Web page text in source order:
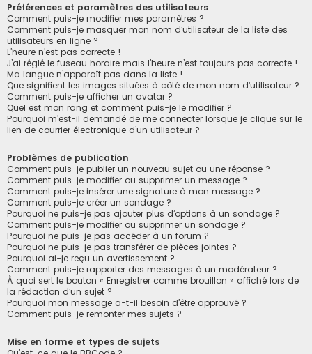
Préférences et paramètres des utilisateurs
Comment puis-je modifier mes paramètres ?
Comment puis-je masquer mon nom d’utilisateur de la liste des
utilisateurs en ligne ?
L’heure n’est pas correcte !
J’ai réglé le fuseau horaire mais l’heure n’est toujours pas correcte !
Ma langue n’apparaît pas dans la liste !
Que signifient les images situées à côté de mon nom d’utilisateur ?
Comment puis-je afficher un avatar ?
Quel est mon rang et comment puis-je le modifier ?
Pourquoi m’est-il demandé de me connecter lorsque je clique sur le
lien de courrier électronique d’un utilisateur ?
Problèmes de publication
Comment puis-je publier un nouveau sujet ou une réponse ?
Comment puis-je modifier ou supprimer un message ?
Comment puis-je insérer une signature à mon message ?
Comment puis-je créer un sondage ?
Pourquoi ne puis-je pas ajouter plus d’options à un sondage ?
Comment puis-je modifier ou supprimer un sondage ?
Pourquoi ne puis-je pas accéder à un forum ?
Pourquoi ne puis-je pas transférer de pièces jointes ?
Pourquoi ai-je reçu un avertissement ?
Comment puis-je rapporter des messages à un modérateur ?
À quoi sert le bouton « Enregistrer comme brouillon » affiché lors de
la rédaction d’un sujet ?
Pourquoi mon message a-t-il besoin d’être approuvé ?
Comment puis-je remonter mes sujets ?
Mise en forme et types de sujets